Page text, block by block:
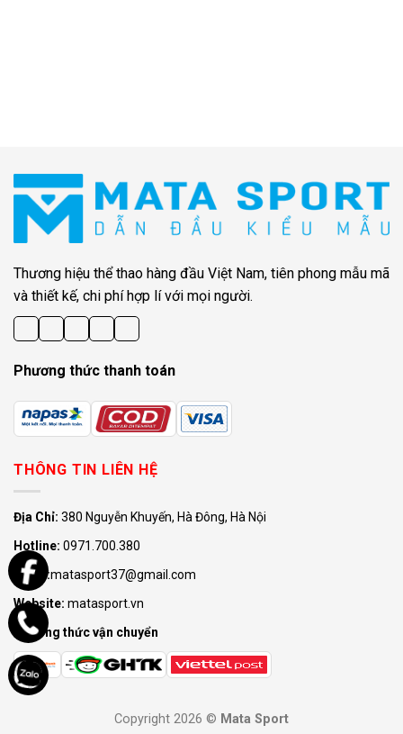
Thương hiệu thể thao hàng đầu Việt Nam, tiên phong mẫu mã
và thiết kế, chi phí hợp lí với mọi người.
Phương thức thanh toán
THÔNG TIN LIÊN HỆ
Địa Chỉ: 380 Nguyễn Khuyến, Hà Đông, Hà Nội
Hotline: 0971.700.380
Email:matasport37@gmail.com
Website: matasport.vn
Phương thức vận chuyển
Copyright 2026 © Mata Sport